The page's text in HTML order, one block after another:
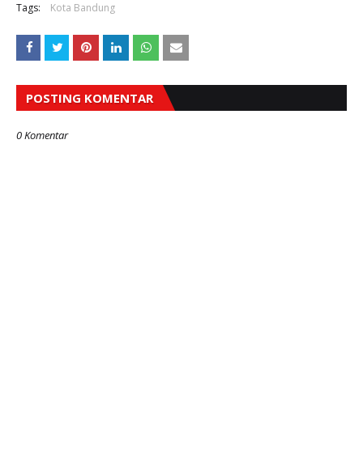
Tags: Kota Bandung
POSTING KOMENTAR
0 Komentar